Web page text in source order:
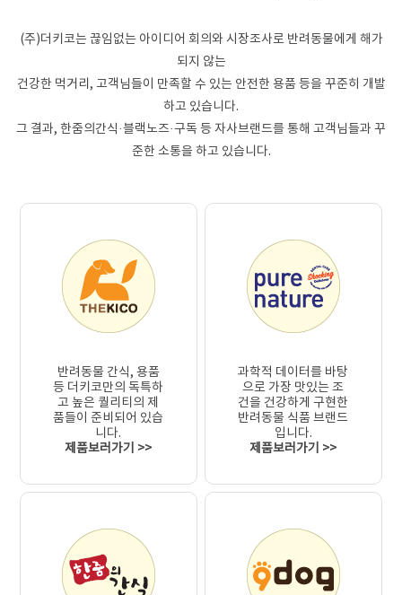
(주)더키코는 끊임없는 아이디어 회의와 시장조사로 반려동물에게 해가
되지 않는
건강한 먹거리, 고객님들이 만족할 수 있는 안전한 용품 등을 꾸준히 개발
하고 있습니다.
그 결과, 한줌의간식·블랙노즈·구독 등 자사브랜드를 통해 고객님들과 꾸
준한 소통을 하고 있습니다.
반려동물 간식, 용품
등 더키코만의 독특하
고 높은 퀄리티의 제
품들이 준비되어 있습
니다.
제품보러가기 >>
과학적 데이터를 바탕
으로 가장 맛있는 조
건을 건강하게 구현한
반려동물 식품 브랜드
입니다.
제품보러가기 >>